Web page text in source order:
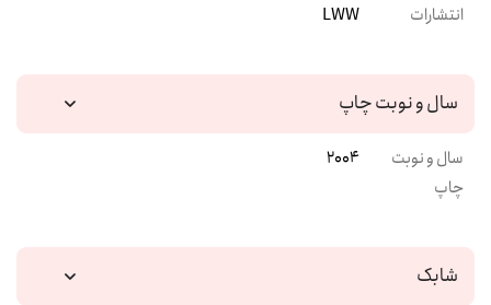
انتشارات LWW
سال و نوبت چاپ
سال و نوبت
چاپ
2004
شابک